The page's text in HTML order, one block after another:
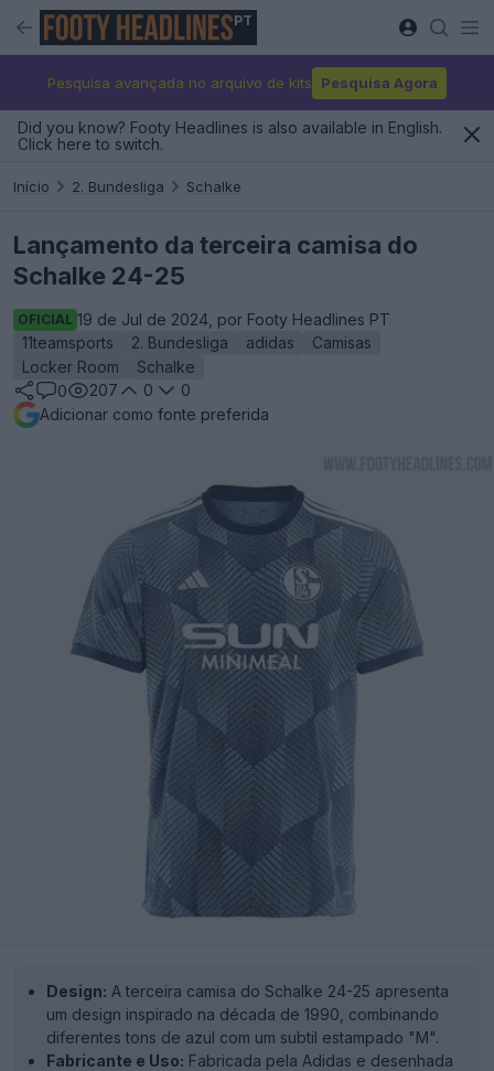
PT
Pesquisa avançada no arquivo de kits Pesquisa Agora
Did you know? Footy Headlines is also available in English.
Click here to switch.
Início 2. Bundesliga Schalke
Lançamento da terceira camisa do
Schalke 24-25
OFICIAL 19 de Jul de 2024, por Footy Headlines PT
11teamsports
2. Bundesliga adidas
Camisas
Locker Room
Schalke
0
207 0
0
Adicionar como fonte preferida
Design: A terceira camisa do Schalke 24-25 apresenta
um design inspirado na década de 1990, combinando
diferentes tons de azul com um subtil estampado "M".
Fabricante e Uso: Fabricada pela Adidas e desenhada